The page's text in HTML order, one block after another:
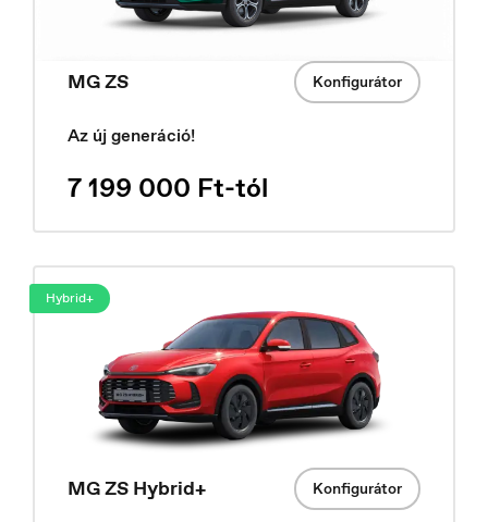
Danmark
MG ZS Konfigurátor
Az új generáció!
7 199 000 Ft-tól
Hybrid+
MG ZS Hybrid+ Konfigurátor